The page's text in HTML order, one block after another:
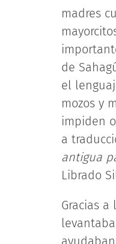
madres
de
el
mozos y
impiden
a
antigua
Librado
Gracias a